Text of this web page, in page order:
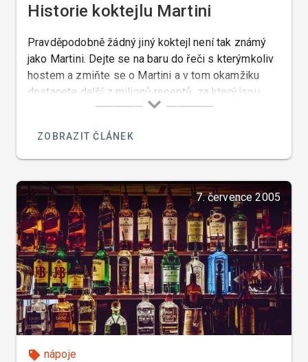
Historie koktejlu Martini
Pravděpodobně žádný jiný koktejl není tak známý
jako Martini. Dejte se na baru do řeči s kterýmkoliv
hostem a zmiňte se o Martini a v tom okamžiku
dostanete další z milionů receptů, za který jsou
jeho vyznavači ochotni bojovat.
ZOBRAZIT ČLÁNEK
7. července 2005
nápoje